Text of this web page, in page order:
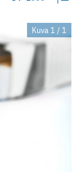
Kuva 1 / 1